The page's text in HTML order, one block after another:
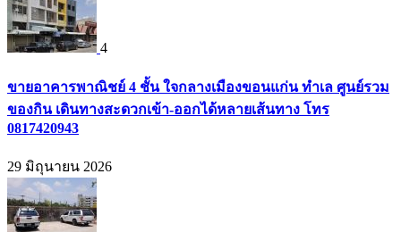
4
ขายอาคารพาณิชย์ 4 ชั้น ใจกลางเมืองขอนแก่น ทำเล ศูนย์รวม
ของกิน เดินทางสะดวกเข้า-ออกได้หลายเส้นทาง โทร
0817420943
29 มิถุนายน 2026